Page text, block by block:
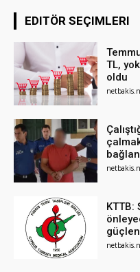
EDITÖR SEÇIMLERI
TL,
oldu
KTTB: